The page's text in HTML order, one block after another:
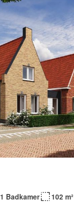
1 Badkamer 102 m²